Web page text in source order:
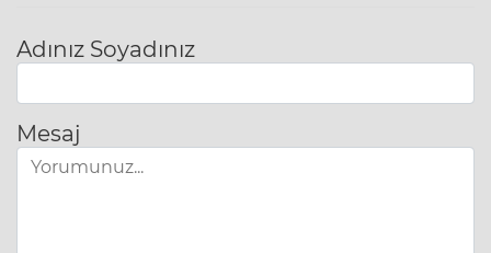
Adınız Soyadınız
Mesaj